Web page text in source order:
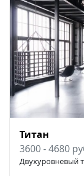
Титан
3600 - 4680
Двухуровневый